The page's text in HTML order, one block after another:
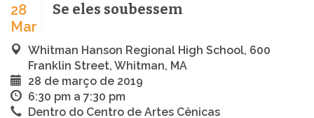
28
Mar
Se eles soubessem
Whitman Hanson Regional High School, 600
Franklin Street, Whitman, MA
28 de março de 2019
6:30 pm a 7:30 pm
Dentro do Centro de Artes Cênicas